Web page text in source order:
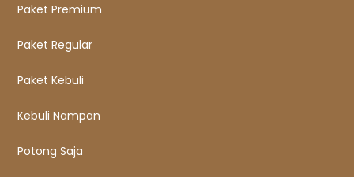
Paket Premium
Paket Regular
Paket Kebuli
Kebuli Nampan
Potong Saja